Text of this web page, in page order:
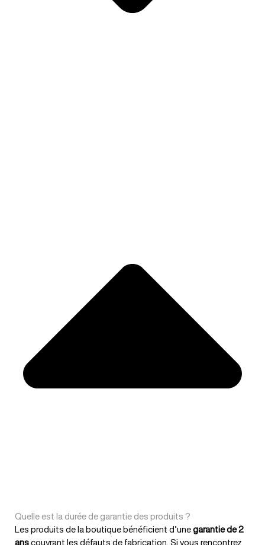
Quelle est la durée de garantie des produits ?
Les produits de la boutique bénéficient d’unegarantie de 2
anscouvrant les défauts de fabrication. Si vous rencontrez